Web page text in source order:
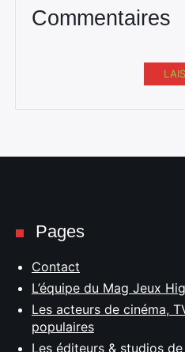
Commentaires
Pages
Contact
L’équipe du Mag Jeux
Les acteurs de cinéma,
populaires
Les éditeurs & studios